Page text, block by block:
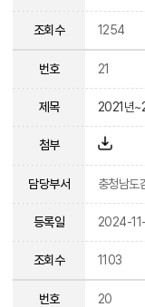
조회수 1254
번호 21
제목 2021년
첨부
담당부서 충청남도
등록일 2024-
조회수 1103
번호 20